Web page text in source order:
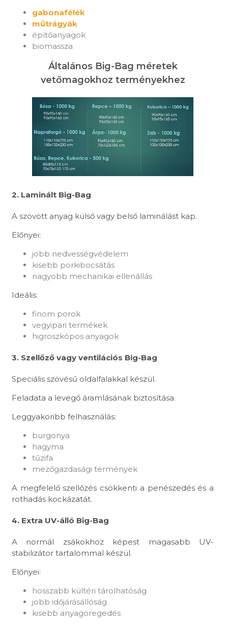
gabonafélék
műtrágyák
építőanyagok
biomassza
Általános Big-Bag méretek
vetőmagokhoz terményekhez
2. Laminált Big-Bag
A szövött anyag külső vagy belső laminálást kap.
Előnyei:
jobb nedvességvédelem
kisebb porkibocsátás
nagyobb mechanikai ellenállás
Ideális:
finom porok
vegyipari termékek
higroszkópos anyagok
3. Szellőző vagy ventilációs Big-Bag
Speciális szövésű oldalfalakkal készül.
Feladata a levegő áramlásának biztosítása.
Leggyakoribb felhasználás:
burgonya
hagyma
tűzifa
mezőgazdasági termények
A megfelelő szellőzés csökkenti a penészedés és a
rothadás kockázatát.
4. Extra UV-álló Big-Bag
A normál zsákokhoz képest magasabb UV-
stabilizátor tartalommal készül.
Előnyei:
hosszabb kültéri tárolhatóság
jobb időjárásállóság
kisebb anyagöregedés